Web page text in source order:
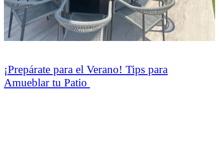
¡Prepárate para el Verano! Tips para
Amueblar tu Patio